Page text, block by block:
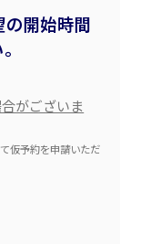
開始時間
がございま
仮予約を申請いただ
ンター
ー